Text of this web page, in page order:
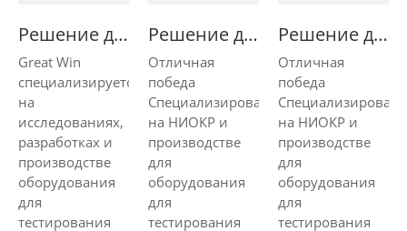
Решение для тестирования обуви
Great Win
специализируется
на
исследованиях,
разработках и
производстве
оборудования
для
тестирования
Решение для тестирования обуви
Отличная
победа
Специализированная
на НИОКР и
производстве
для
оборудования
для
тестирования
Решение для тестирования обуви
Отличная
победа
на НИОКР и
производстве
для
оборудования
для
тестирования